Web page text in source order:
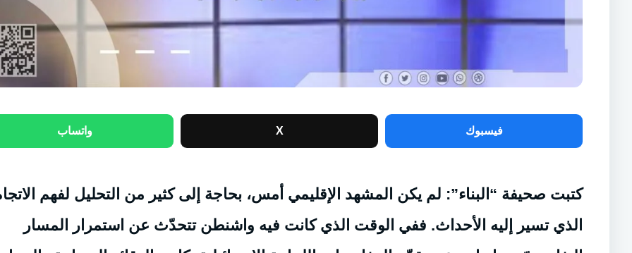
فيسبوك X واتساب
كتبت صحيفة “البناء”: لم يكن المشهد الإقليمي أمس، بحاجة إلى كثير من التحليل لفهم
الذي تسير إليه الأحداث. ففي الوقت الذي كانت فيه واشنطن تتحدّث عن استمرار المسار